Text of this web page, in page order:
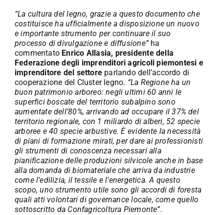
“La cultura del legno, grazie a questo documento che
costituisce ha ufficialmente a disposizione un nuovo
e importante strumento per continuare il suo
processo di divulgazione e diffusione” ha
commentato Enrico Allasia, presidente della
Federazione degli imprenditori agricoli piemontesi e
imprenditore del settore parlando dell’accordo di
cooperazione del Cluster legno. “La Regione ha un
buon patrimonio arboreo: negli ultimi 60 anni le
superfici boscate del territorio subalpino sono
aumentate dell’80%, arrivando ad occupare il 37% del
territorio regionale, con 1 miliardo di alberi, 52 specie
arboree e 40 specie arbustive. È evidente la necessità
di piani di formazione mirati, per dare ai professionisti
gli strumenti di conoscenza necessari alla
pianificazione delle produzioni silvicole anche in base
alla domanda di biomateriale che arriva da industrie
come l’edilizia, il tessile e l’energetica. A questo
scopo, uno strumento utile sono gli accordi di foresta
quali atti volontari di governance locale, come quello
sottoscritto da Confagricoltura Piemonte”.